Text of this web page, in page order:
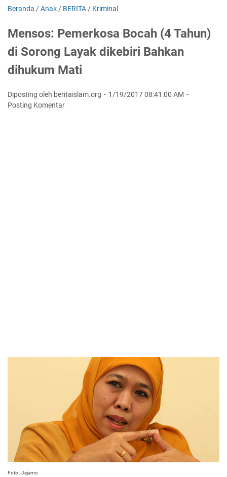
Beranda /Anak / BERITA / Kriminal
Mensos: Pemerkosa Bocah (4 Tahun)
di Sorong Layak dikebiri Bahkan
dihukum Mati
Diposting oleh beritaislam.org
1/19/2017 08:41:00 AM
Posting Komentar
Foto : Jejamo